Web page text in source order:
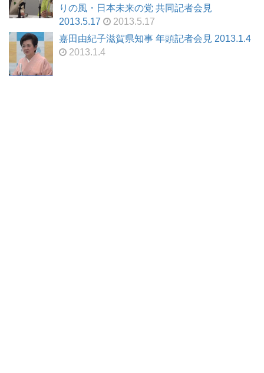
りの風・日本未来の党 共同記者会見
2013.5.17
2013.5.17
嘉田由紀子滋賀県知事 年頭記者会見 2013.1.4
2013.1.4